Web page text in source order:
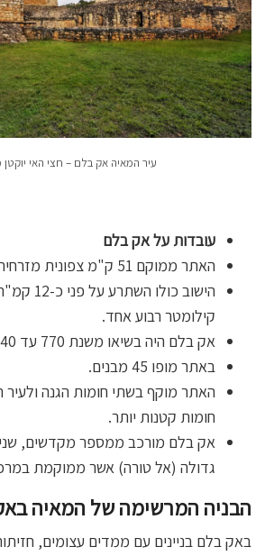
עיר המאיה אק בלם – חצי האי יוקטן
עובדות על אק בלם
האתר ממוקם 51 ק"מ צפונית מזרחית ל
הישוב
קילומטר רבוע אחד.
אק בלם היה בשיאו משנת 770 עד 840 לספירה.
באתר מופו 45 מבנים.
האתר מוקף בשתי חומות הגנה
חומות קטנות יותר.
אק בלם מורכב ממספר מקדשים, שני
גדולה (אל טורה) אשר ממוקמת
הבניה המרשימה של המאיה
באק בלם בניינים עם ממדים עצומים,